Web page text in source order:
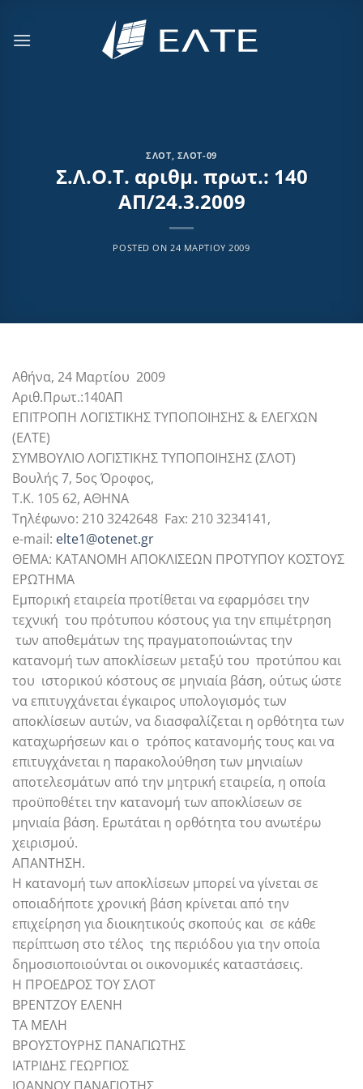
περιεχόμενο
ΣΛΟΤ, ΣΛΟΤ-09
Σ.Λ.Ο.Τ. αριθμ. πρωτ.: 140
ΑΠ/24.3.2009
POSTED ON24 ΜΑΡΤΊΟΥ 2009
Αθήνα, 24 Μαρτίου 2009
Αριθ.Πρωτ.:140ΑΠ
ΕΠΙΤΡΟΠΗ ΛΟΓΙΣΤΙΚΗΣ ΤΥΠΟΠΟΙΗΣΗΣ & ΕΛΕΓΧΩΝ
(ΕΛΤΕ)
ΣΥΜΒΟΥΛΙΟ ΛΟΓΙΣΤΙΚΗΣ ΤΥΠΟΠΟΙΗΣΗΣ (ΣΛΟΤ)
Βουλής 7, 5ος Όροφος,
Τ.Κ. 105 62, ΑΘΗΝΑ
Τηλέφωνο: 210 3242648 Fax: 210 3234141,
e-mail: elte1@otenet.gr
ΘΕΜΑ: ΚΑΤΑΝΟΜΗ ΑΠΟΚΛΙΣΕΩΝ ΠΡΟΤΥΠΟΥ ΚΟΣΤΟΥΣ
ΕΡΩΤΗΜΑ
Εμπορική εταιρεία προτίθεται να εφαρμόσει την
τεχνική του πρότυπου κόστους για την επιμέτρηση
των αποθεμάτων της πραγματοποιώντας την
κατανομή των αποκλίσεων μεταξύ του προτύπου και
του ιστορικού κόστους σε μηνιαία βάση, ούτως ώστε
να επιτυγχάνεται έγκαιρος υπολογισμός των
αποκλίσεων αυτών, να διασφαλίζεται η ορθότητα των
καταχωρήσεων και ο τρόπος κατανομής τους και να
επιτυγχάνεται η παρακολούθηση των μηνιαίων
αποτελεσμάτων από την μητρική εταιρεία, η οποία
προϋποθέτει την κατανομή των αποκλίσεων σε
μηνιαία βάση. Ερωτάται η ορθότητα του ανωτέρω
χειρισμού.
ΑΠΑΝΤΗΣΗ.
Η κατανομή των αποκλίσεων μπορεί να γίνεται σε
οποιαδήποτε χρονική βάση κρίνεται από την
επιχείρηση για διοικητικούς σκοπούς και σε κάθε
περίπτωση στο τέλος της περιόδου για την οποία
δημοσιοποιούνται οι οικονομικές καταστάσεις.
Η ΠΡΟΕΔΡΟΣ ΤΟΥ ΣΛΟΤ
ΒΡΕΝΤΖΟΥ ΕΛΕΝΗ
ΤΑ ΜΕΛΗ
ΒΡΟΥΣΤΟΥΡΗΣ ΠΑΝΑΓΙΩΤΗΣ
ΙΑΤΡΙΔΗΣ ΓΕΩΡΓΙΟΣ